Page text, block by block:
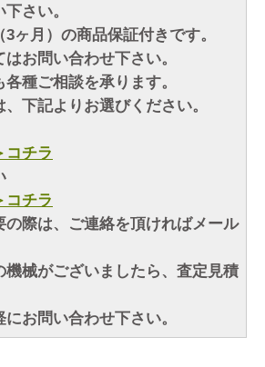
さい。
ヶ月）の商品保証付きです。
お問い合わせ下さい。
種ご相談を承ります。
下記よりお選びください。
コチラ
コチラ
際は、ご連絡を頂ければメール
械がございましたら、査定見積
お問い合わせ下さい。